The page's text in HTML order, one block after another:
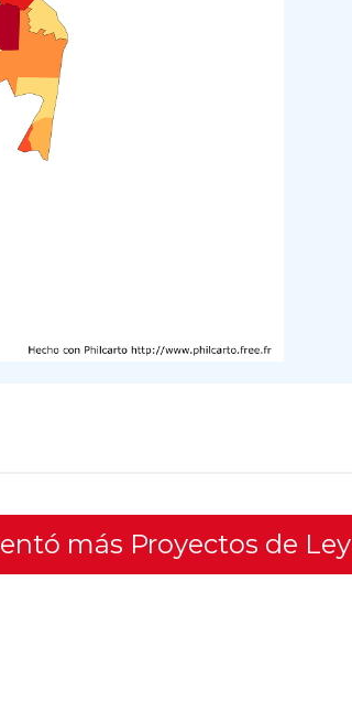
más Proyectos de Ley